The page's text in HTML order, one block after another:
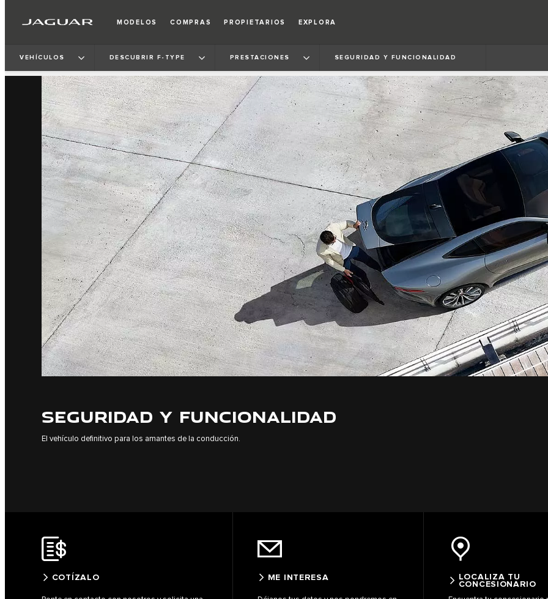
MODELOS COMPRAS PROPIETARIOS EXPLORA
VEHÍCULOS DESCUBRIR F‑TYPE PRESTACIONES SEGURIDAD Y FUNCIONALIDAD
SEGURIDAD Y FUNCIONALIDAD
El vehículo definitivo para los amantes de la conducción.
COTÍZALO ME INTERESA LOCALIZA TU
CONCESIONARIO